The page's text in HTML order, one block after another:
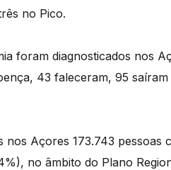
no Pico.
foram diagnosticados nos
43 faleceram, 95
nos Açores 173.743
no âmbito do Plano